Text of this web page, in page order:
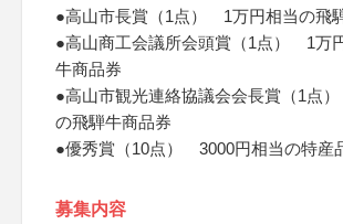
●高山市長賞（1点） 1万円相当の飛
●高山商工会議所会頭賞（1点） 1万
牛商品券
●高山市観光連絡協議会会長賞（1点
の飛騨牛商品券
●優秀賞（10点） 3000円相当の特産
募集内容